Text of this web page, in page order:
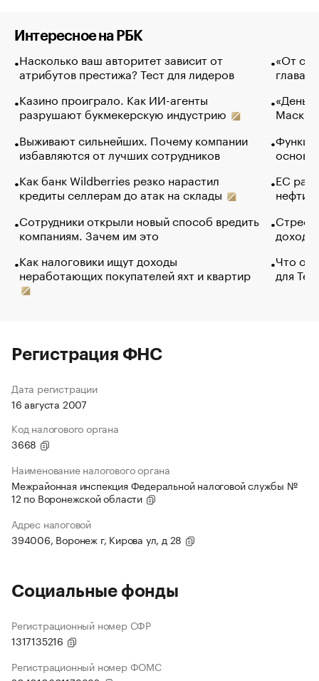
Интересное на РБК
Насколько ваш авторитет зависит от
атрибутов престижа? Тест для лидеров
Казино проиграло. Как ИИ-агенты
разрушают букмекерскую индустрию
Выживают сильнейших. Почему компании
избавляются от лучших сотрудников
Как банк Wildberries резко нарастил
кредиты селлерам до атак на склады
Сотрудники открыли новый способ вредить
компаниям. Зачем им это
Как налоговики ищут доходы
неработающих покупателей яхт и квартир
«От
глава
Маск в
основ
ЕС
нефти
Что
для
Регистрация ФНС
Дата регистрации
16 августа 2007
Код налогового органа
3668
Наименование налогового органа
Межрайонная инспекция Федеральной налоговой службы №
12 по Воронежской области
Адрес налоговой
394006, Воронеж г, Кирова ул, д 28
Социальные фонды
Регистрационный номер СФР
1317135216
Регистрационный номер ФОМС